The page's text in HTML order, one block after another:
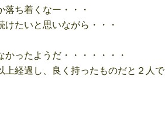
ち着くなー・・・
たいと思いながら・・・
ったようだ・・・・・・・
経過し、良く持ったものだと２人で